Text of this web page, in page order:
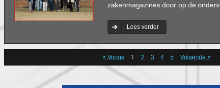
zakenmagazines door op de
Lees verder
< Vorige 1 2 3 4 5 Volgende >